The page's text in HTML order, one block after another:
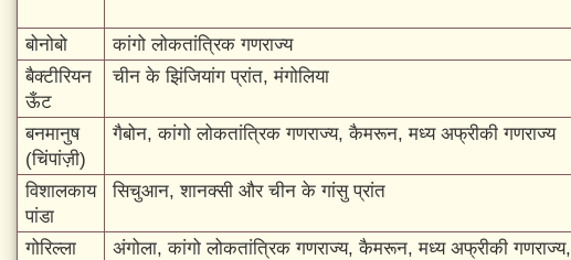
बोनोबो
कांगो लोकतांत्रिक गणराज्य
बैक्टीरियन
ऊँट
चीन के झिंजियांग प्रांत, मंगोलिया
बनमानुष
(चिंपांज़ी)
गैबोन, कांगो लोकतांत्रिक गणराज्य, कैमरून, मध्य अफ्रीकी गणराज्य
विशालकाय
पांडा
सिचुआन, शानक्सी और चीन के गांसु प्रांत
गोरिल्ला
अंगोला, कांगो लोकतांत्रिक गणराज्य, कैमरून, मध्य अफ्रीकी गणराज्य,